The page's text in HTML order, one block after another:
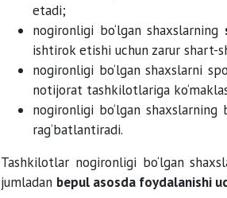
etadi;
nogironligi bo‘lgan shaxslarning
ishtirok etishi uchun zarur shart-
nogironligi bo‘lgan shaxslarni
notijorat tashkilotlariga
nogironligi bo‘lgan
rag‘batlantiradi.
Tashkilotlar nogironligi bo‘lgan
jumladan bepul asosda foydalanishi